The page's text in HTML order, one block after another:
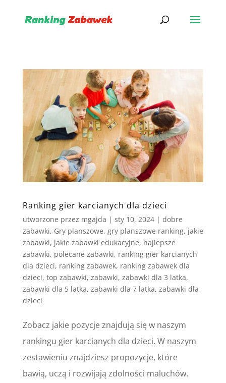
Ranking gier karcianych dla dzieci
utworzone przez mgajda | sty 10, 2024| dobre
zabawki, Gry planszowe, gry planszowe ranking, jakie
zabawki, jakie zabawki edukacyjne, najlepsze
zabawki, polecane zabawki, ranking gier karcianych
dla dzieci, ranking zabawek, ranking zabawek dla
dzieci, top zabawki, zabawki, zabawki dla 3 latka,
zabawki dla 5 latka, zabawki dla 7 latka, zabawki dla
dzieci
Zobacz jakie pozycje znajdują się w naszym
rankingu gier karcianych dla dzieci. W naszym
zestawieniu znajdziesz propozycje, które
bawią, uczą i rozwijają zdolności maluchów.